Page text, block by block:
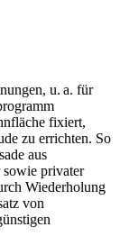
u. a. für
fixiert,
zu errichten. So
aus
privater
Wiederholung
von